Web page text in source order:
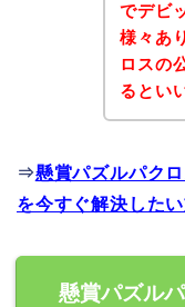
でデビ
様々あ
ロスの
るとい
⇒懸賞パズルパク
を今すぐ解決した
懸賞パズル